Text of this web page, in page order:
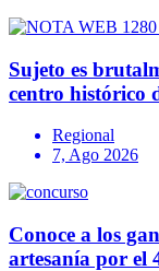
Sujeto es
centro histórico
Regional
7, Ago 2026
Conoce a los
artesanía por el